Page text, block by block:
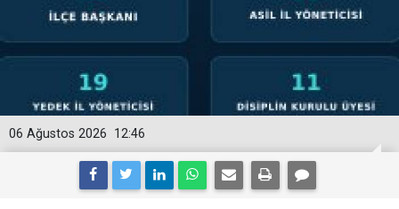
12:46
06 Ağustos 2026